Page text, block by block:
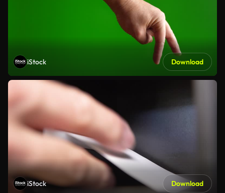
iStock Download
iStock Download